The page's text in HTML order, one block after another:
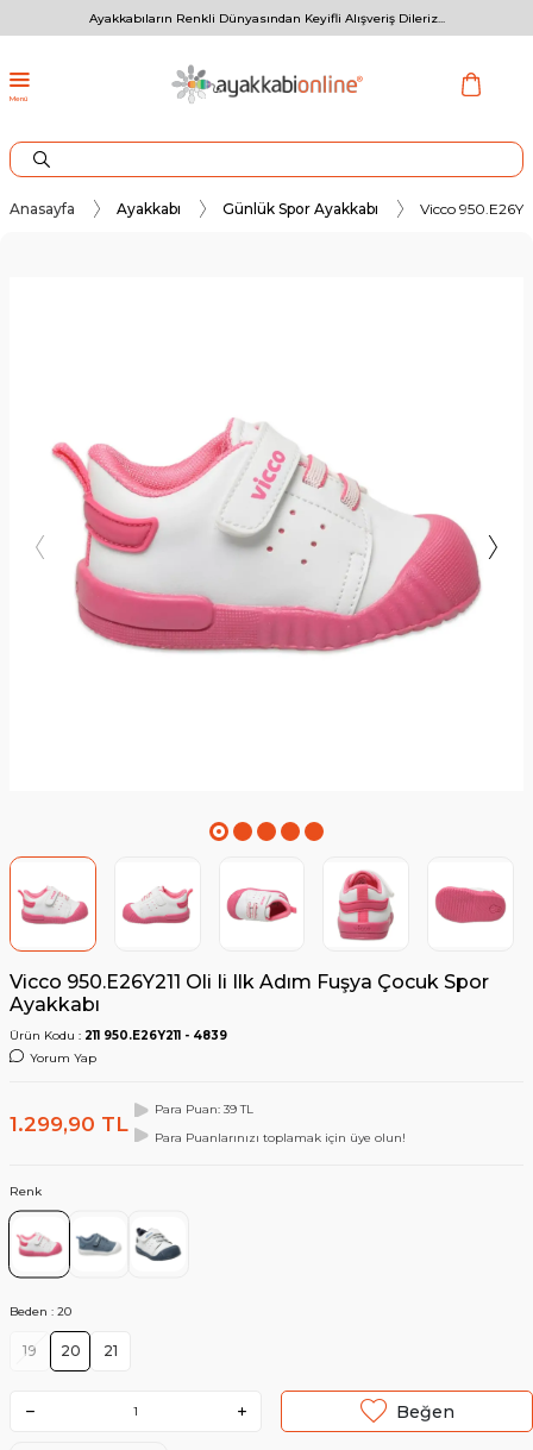
Ayakkabıların Renkli Dünyasından Keyifli Alışveriş Dileriz...
Menü
Anasayfa Ayakkabı Günlük Spor Ayakkabı Vicco
Vicco 950.E26Y211 Oli Ii Ilk Adım Fuşya Çocuk Spor
Ayakkabı
Ürün Kodu : 211 950.E26Y211 - 4839
Yorum Yap
1.299,90 TL
Para Puan: 39 TL
Para Puanlarınızı toplamak için üye olun!
Renk
Beden : 20
19 20 21
Beğen